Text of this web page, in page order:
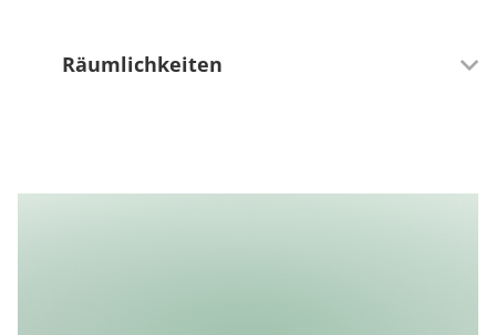
Räumlichkeiten
0 Sitzplätze (außen)